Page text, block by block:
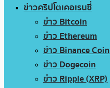
ข่าวคริปโตเคอเรนซี่
ข่าว Bitcoin
ข่าว Ethereum
ข่าว Binance Coin
ข่าว Dogecoin
ข่าว Ripple (XRP)